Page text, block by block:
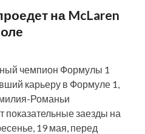
на McLaren
чемпион Формулы 1
карьеру в Формуле 1,
Романьи
заезды на
19 мая, перед